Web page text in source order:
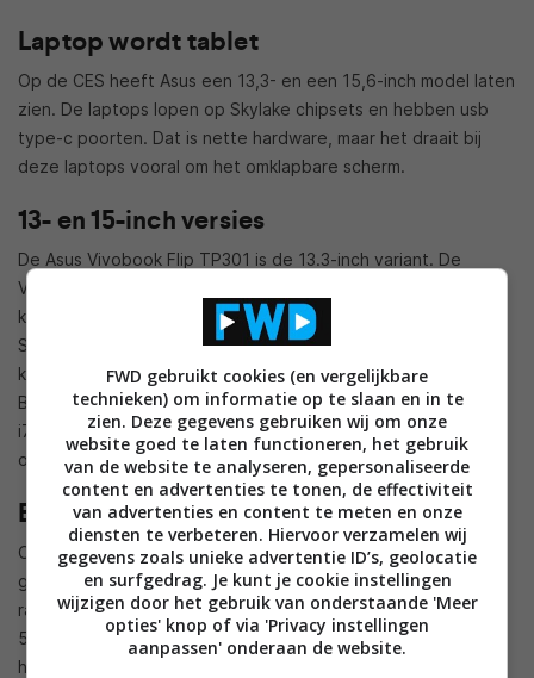
Laptop wordt tablet
Op de CES heeft Asus een 13,3- en een 15,6-inch model laten
zien. De laptops lopen op Skylake chipsets en hebben usb
type-c poorten. Dat is nette hardware, maar het draait bij
deze laptops vooral om het omklapbare scherm.
13- en 15-inch versies
De Asus Vivobook Flip TP301 is de 13.3-inch variant. De
Vivobook Flip TP501 is de 15.6-inch versie. Ook is er nog een
kleinere 11,6-inch Vivobook Flip TP200. Die is niet met een
Skylake-processor te krijgen; de consument kan bij deze
kleinste variant kiezen tussen Celeron- en Pentium
Braswellchips. De grotere zijn te krijgen met chips tot de Cor
i7 CPU-lijn, en de grafische kaarten kunnen worden
opgeschaald tot de Nvidia GeForce 940M.
Batterijduur tien uur
Omdat het laptops zijn, kan allerlei hardware worden
gekozen voor de aankoop. Zo kan er tot maximaal 8GB aan
ram bij worden geprikt, en tot 1TB harde schijf plus nog een
512GB SSD-harddisk. De notebooks maken verbinding via
het WiFi 802.11 ac protocol, hebben toetsenborden met
FWD gebruikt cookies (en vergelijkbare
technieken) om informatie op te slaan en in te
zien. Deze gegevens gebruiken wij om onze
website goed te laten functioneren, het gebruik
van de website te analyseren, gepersonaliseerde
content en advertenties te tonen, de effectiviteit
van advertenties en content te meten en onze
diensten te verbeteren. Hiervoor verzamelen wij
gegevens zoals unieke advertentie ID’s, geolocatie
en surfgedrag. Je kunt je cookie instellingen
wijzigen door het gebruik van onderstaande 'Meer
opties' knop of via 'Privacy instellingen
aanpassen' onderaan de website.